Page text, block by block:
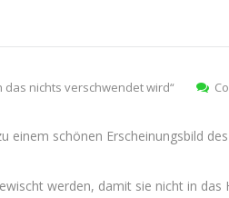
das nichts verschwendet wird“
schönen Erscheinungsbild
werden, damit sie nicht in das